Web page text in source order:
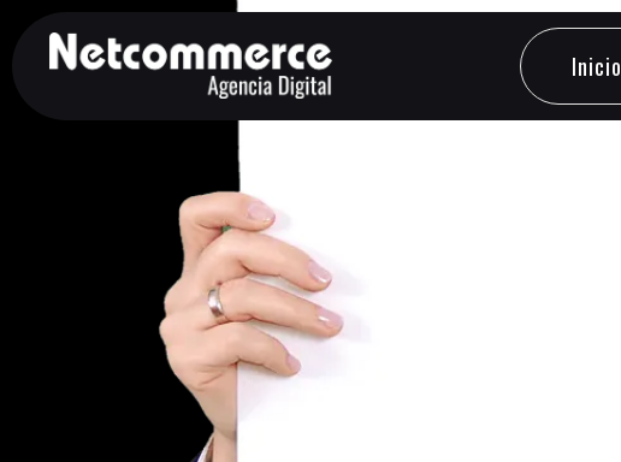
Inicio